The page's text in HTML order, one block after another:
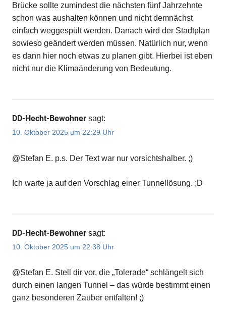
Brücke sollte zumindest die nächsten fünf Jahrzehnte
schon was aushalten können und nicht demnächst
einfach weggespült werden. Danach wird der Stadtplan
sowieso geändert werden müssen. Natürlich nur, wenn
es dann hier noch etwas zu planen gibt. Hierbei ist eben
nicht nur die Klimaänderung von Bedeutung.
DD-Hecht-Bewohner sagt:
10. Oktober 2025 um 22:29 Uhr
@Stefan E. p.s. Der Text war nur vorsichtshalber. ;)
Ich warte ja auf den Vorschlag einer Tunnellösung. ;D
DD-Hecht-Bewohner sagt:
10. Oktober 2025 um 22:38 Uhr
@Stefan E. Stell dir vor, die „Tolerade“ schlängelt sich
durch einen langen Tunnel – das würde bestimmt einen
ganz besonderen Zauber entfalten! ;)